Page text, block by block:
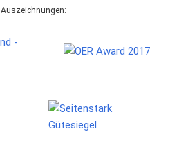
Auszeichnungen: